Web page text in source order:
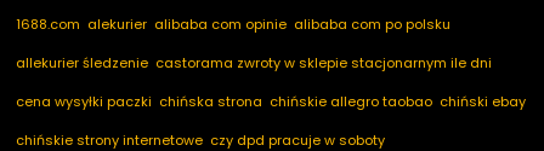
1688.com alekurier alibaba com opinie alibaba com po polsku
allekurier śledzenie castorama zwroty w sklepie stacjonarnym ile dni
cena wysyłki paczki chińska strona chińskie allegro taobao chiński ebay
chińskie strony internetowe czy dpd pracuje w soboty